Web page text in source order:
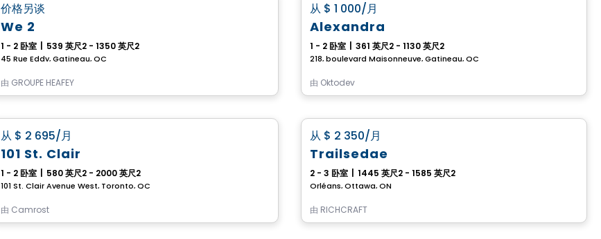
价格另谈
We 2
1 - 2 卧室 539 英尺2 - 1350 英尺2
45 Rue Eddy, Gatineau, QC
由 GROUPE HEAFEY
从 $ 1 000/月
Alexandra
1 - 2 卧室 361 英尺2 - 1130 英尺2
218, boulevard Maisonneuve, Gatineau, QC
由 Oktodev
公寓
从 $ 2 695/月
101 St. Clair
1 - 2 卧室 580 英尺2 - 2000 英尺2
101 St. Clair Avenue West, Toronto, QC
由 Camrost
房子
从 $ 2 350/月
Trailsedge
2 - 3 卧室 1445 英尺2 - 1585 英尺2
Orléans, Ottawa, ON
由 RICHCRAFT
公寓 公寓